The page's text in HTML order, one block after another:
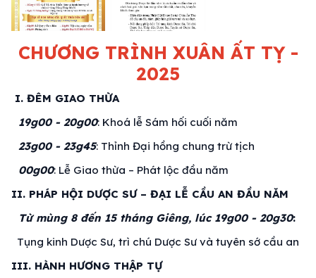
CHƯƠNG TRÌNH XUÂN ẤT TỴ -
2025
I. ĐÊM GIAO THỪA
19g00 - 20g00: Khoá lễ Sám hối cuối năm
23g00 - 23g45: Thỉnh Đại hồng chung trừ tịch
00g00: Lễ Giao thừa – Phát lộc đầu năm
II. PHÁP HỘI DƯỢC SƯ – ĐẠI LỄ CẦU AN ĐẦU NĂM
Từ mùng 8 đến 15 tháng Giêng, lúc 19g00 - 20g30:
Tụng kinh Dược Sư, trì chú Dược Sư và tuyên sớ cầu an
III. HÀNH HƯƠNG THẬP TỰ